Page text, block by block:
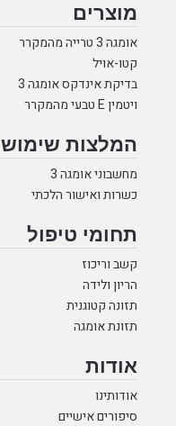
מוצרים
אומגה 3 טרייה מהמקרר
קטו-אויל
בדיקת אינדקס אומגה 3
ויטמין E טבעי מהמקרר
המלצות שימוש
מחשבוני אומגה 3
כשרות ואישור הלכתי
תחומי טיפול
קשב וריכוז
הריון ולידה
תזונה קטוגנית
תזונת אומגה
אודות
אודותינו
סיפורים אישיים